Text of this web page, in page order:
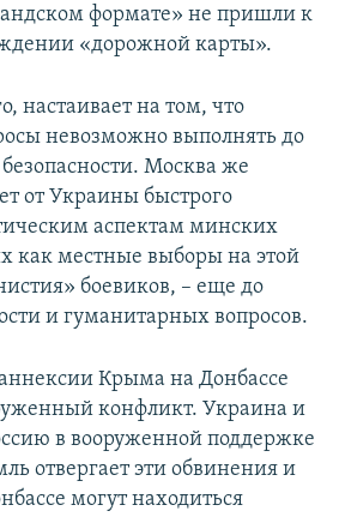
формате» не пришли к
«дорожной карты».
настаивает на том, что
невозможно выполнять до
Москва же
от Украины быстрого
аспектам минских
как местные выборы на этой
боевиков, – еще до
и гуманитарных вопросов.
Крыма на Донбассе
конфликт. Украина и
в вооруженной поддержке
отвергает эти обвинения и
могут находиться